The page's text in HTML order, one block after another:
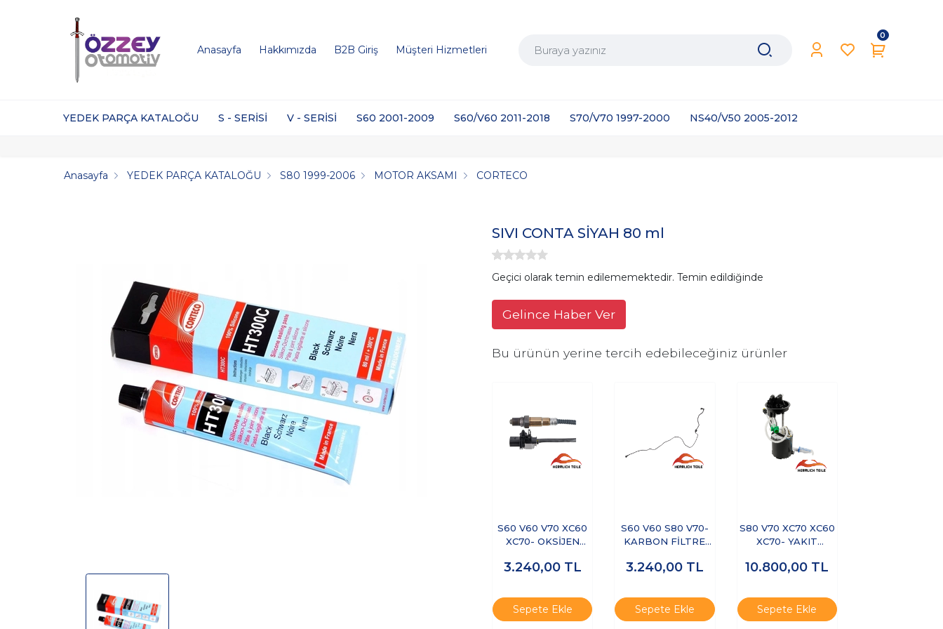
Anasayfa Hakkımızda B2B Giriş Müşteri Hizmetleri
0
YEDEK PARÇA KATALOĞU S - SERİSİ V - SERİSİ S60 2001-2009 S60/V60 2011-2018 S70/V70 1997-2000 NS40/V50 2005-2012
Anasayfa YEDEK PARÇA KATALOĞU S80 1999-2006 MOTOR AKSAMI CORTECO
SIVI CONTA SİYAH 80 ml
Geçici olarak temin edilememektedir. Temin edildiğinde
Gelince Haber Ver
Bu ürünün yerine tercih edebileceğiniz ürünler
S60 V60 V70 XC60
XC70- OKSİJEN
3.240,00 TL
Sepete Ekle
S60 V60 S80 V70-
KARBON FİLTRE
3.240,00 TL
Sepete Ekle
S80 V70 XC70 XC60
XC70- YAKIT
ŞAMANDIRA
10.800,00 TL
Sepete Ekle